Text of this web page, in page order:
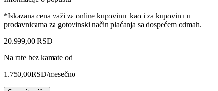
*Iskazana cena važi za online kupovinu, kao i za kupovinu u
prodavnicama za gotovinski način plaćanja sa dospećem odmah.
20.999,00 RSD
Na rate bez kamate od
1.750,00RSD/mesečno